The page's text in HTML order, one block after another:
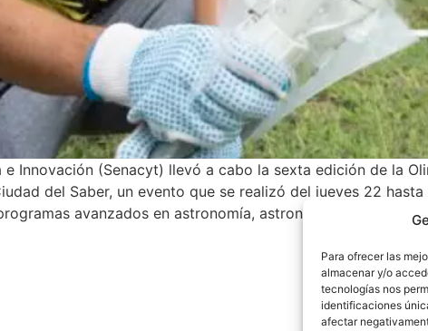
Para ofrecer las
almacenar y/o
tecnologías nos
identificaciones
afectar
Innovación (Senacyt) llevó a cabo la sexta edición de la
del Saber, un evento que se realizó del jueves 22
avanzados en astronomía, astronáutica, física,